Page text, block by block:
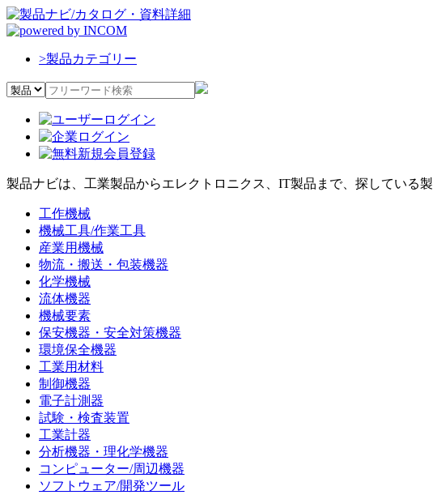
>製品カテゴリー
製品ナビは、工業製品からエレクトロニクス、IT製品まで、探している
工作機械
機械工具/作業工具
産業用機械
物流・搬送・包装機器
化学機械
流体機器
機械要素
保安機器・安全対策機器
環境保全機器
工業用材料
制御機器
電子計測器
試験・検査装置
工業計器
分析機器・理化学機器
コンピューター/周辺機器
ソフトウェア/開発ツール